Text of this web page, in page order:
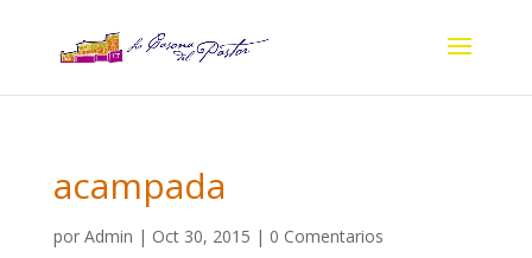
acampada
por Admin | Oct 30, 2015 | 0 Comentarios